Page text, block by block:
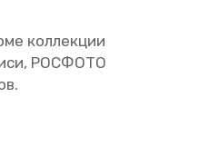
кол­лек­ции
РОС­ФО­ТО